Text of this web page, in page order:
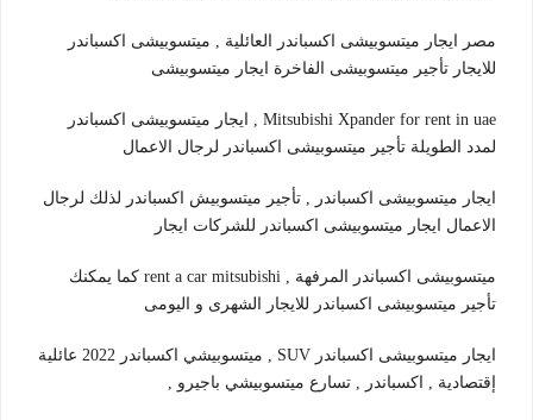
مصر ايجار ميتسوبيشى اكسباندر العائلية , ميتسوبيشى اكسباندر
للايجار تأجير ميتسوبيشى الفاخرة ايجار ميتسوبيشى
Mitsubishi Xpander for rent in uae , ايجار ميتسوبيشى اكسباندر
لمدد الطويلة تأجير ميتسوبيشى اكسباندر لرجال الاعمال
ايجار ميتسوبيشى اكسباندر , تأجير ميتسوبيش اكسباندر لذلك لرجال
الاعمال ايجار ميتسوبيشى اكسباندر للشركات ايجار
ميتسوبيشى اكسباندر المرفهة , rent a car mitsubishi كما يمكنك
تأجير ميتسوبيشى اكسباندر للايجار الشهرى و اليومى
ايجار ميتسوبيشى اكسباندر SUV , ميتسوبيشي اكسباندر 2022 عائلية
إقتصادية , اكسباندر , تسارع ميتسوبيشي باجيرو ,